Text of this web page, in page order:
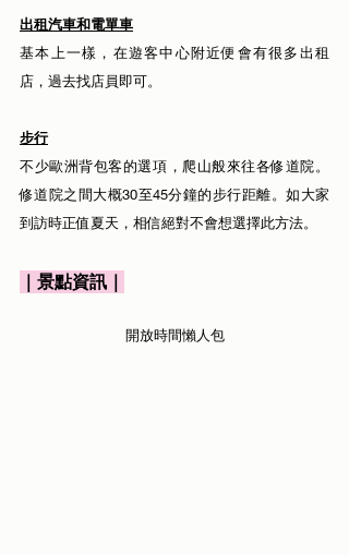
出租汽車和電單車
基本上一樣，在遊客中心附近便會有很多出租
店，過去找店員即可。
步行
不少歐洲背包客的選項，爬山般來往各修道院。
修道院之間大概30至45分鐘的步行距離。如大家
到訪時正值夏天，相信絕對不會想選擇此方法。
｜景點資訊｜
開放時間懶人包